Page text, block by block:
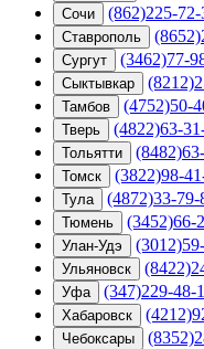
Сочи (862)225-72-
Ставрополь
Сургут (3462)77-
Сыктывкар
Тамбов (4752)50-
Тверь (4822)63-
Тольятти
Томск (3822)98-
Тула (4872)33-79-
Тюмень (3452)66-
Улан-Удэ
Ульяновск
Уфа (347)229-48-
Хабаровск
Чебоксары